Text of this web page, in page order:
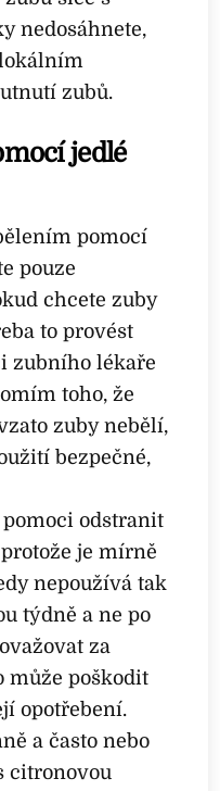
nedosáhnete,
zubů.
jedlé
pomocí
pouze
chcete zuby
to provést
zubního lékaře
toho, že
zuby nebělí,
bezpečné,
pomoci odstranit
je mírně
nepoužívá tak
týdně a ne po
za
může poškodit
opotřebení.
a často nebo
citronovou